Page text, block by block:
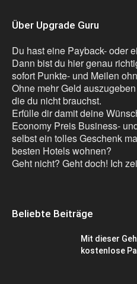
Über Upgrade Guru
Du hast eine Payback- oder
Dann bist du hier genau
sofort Punkte- und Meilen
Ohne mehr Geld
die du nicht brauchst.
Erfülle dir damit deine
Economy Preis Business-
selbst ein tolles Geschenk
besten Hotels wohnen?
Geht nicht? Geht doch! Ich
Beliebte Beiträge
Mit dieser
kostenlose